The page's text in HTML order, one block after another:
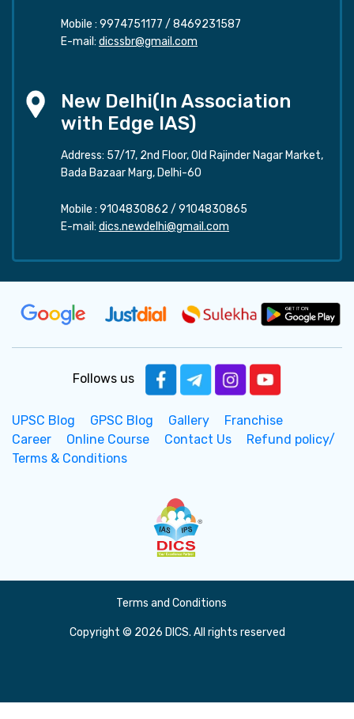
Mobile : 9974751177 / 8469231587
E-mail: dicssbr@gmail.com
New Delhi(In Association
with Edge IAS)
Address: 57/17, 2nd Floor, Old Rajinder Nagar Market,
Bada Bazaar Marg, Delhi-60
Mobile : 9104830862 / 9104830865
E-mail: dics.newdelhi@gmail.com
Follows us
UPSC Blog GPSC Blog Gallery
Franchise
Career
Online Course Contact Us
Refund policy/
Terms & Conditions
Terms and Conditions
Copyright © 2026 DICS. All rights reserved